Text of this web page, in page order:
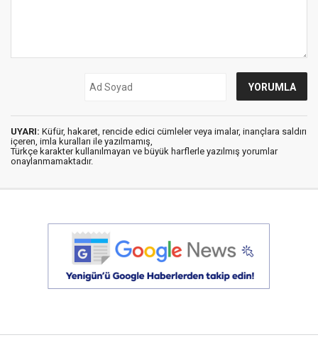
UYARI: Küfür, hakaret, rencide edici cümleler veya imalar, inançlara saldırı
içeren, imla kuralları ile yazılmamış,
Türkçe karakter kullanılmayan ve büyük harflerle yazılmış yorumlar
onaylanmamaktadır.